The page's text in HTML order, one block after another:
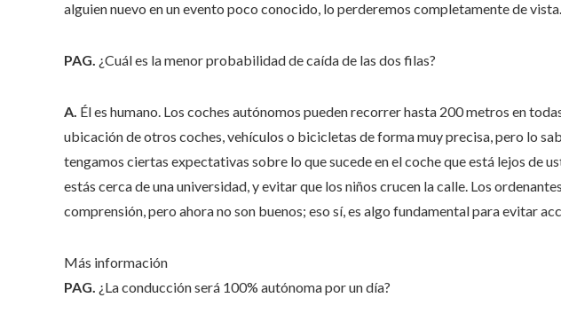
alguien nuevo en un evento poco conocido, lo perderemos completamente de vista.
PAG. ¿Cuál es la menor probabilidad de caída de las dos filas?
A. Él es humano. Los coches autónomos pueden recorrer hasta 200 metros en
ubicación de otros coches, vehículos o bicicletas de forma muy precisa, pero lo
tengamos ciertas expectativas sobre lo que sucede en el coche que está lejos de
estás cerca de una universidad, y evitar que los niños crucen la calle. Los
comprensión, pero ahora no son buenos; eso sí, es algo fundamental para evitar
Más información
PAG. ¿La conducción será 100% autónoma por un día?